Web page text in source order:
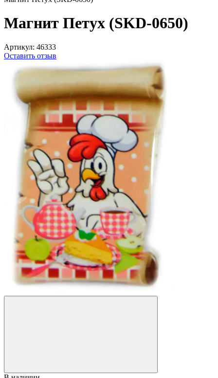
Магнит Петух (SKD-0650)
Артикул: 46333
Оставить отзыв